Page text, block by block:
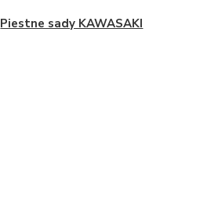
Piestne sady KAWASAKI